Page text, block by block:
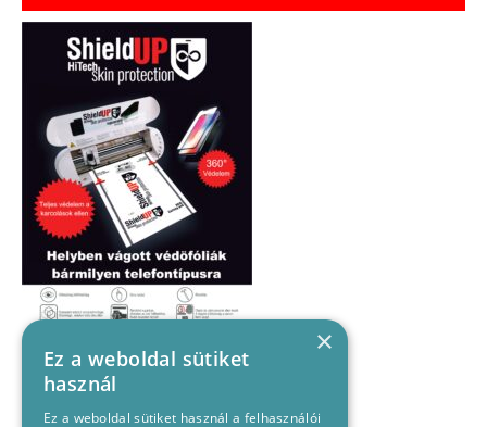
×
Ez a weboldal sütiket
használ
Ez a weboldal sütiket használ a felhasználói